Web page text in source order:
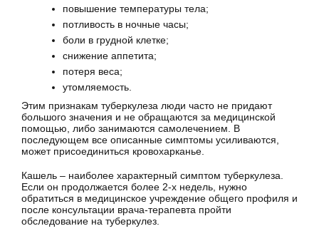
повышение температуры тела;
потливость в ночные часы;
боли в грудной клетке;
снижение аппетита;
потеря веса;
утомляемость.
Этим признакам туберкулеза люди часто не придают
большого значения и не обращаются за медицинской
помощью, либо занимаются самолечением. В
последующем все описанные симптомы усиливаются,
может присоединиться кровохарканье.
Кашель – наиболее характерный симптом туберкулеза.
Если он продолжается более 2-х недель, нужно
обратиться в медицинское учреждение общего профиля и
после консультации врача-терапевта пройти
обследование на туберкулез.